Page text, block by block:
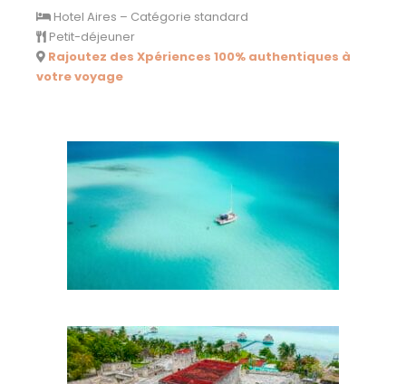
Hotel Aires – Catégorie standard
Petit-déjeuner
Rajoutez des Xpériences 100% authentiques à
votre voyage